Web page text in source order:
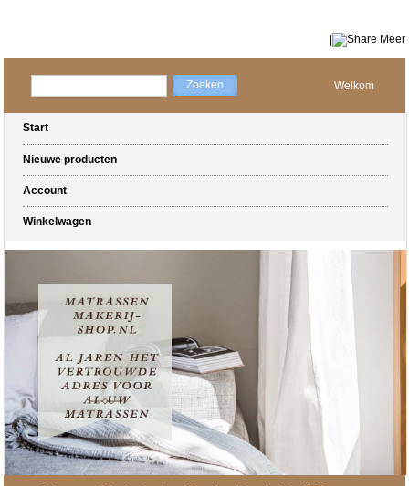
Meer
Welkom
Start
Nieuwe producten
Account
Winkelwagen